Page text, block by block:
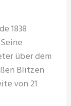
1838
über dem
Blitzen
von 21